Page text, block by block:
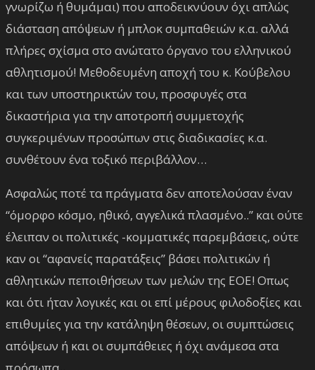
γνωρίζω ή θυμάμαι) που αποδεικνύουν όχι απλώς
διάσταση απόψεων ή μπλοκ συμπαθειών κ.α. αλλά
πλήρες σχίσμα στο ανώτατο όργανο του ελληνικού
αθλητισμού! Μεθοδευμένη αποχή του κ. Κούβελου
και των υποστηρικτών του, προσφυγές στα
δικαστήρια για την αποτροπή συμμετοχής
συγκεριμένων προσώπων στις διαδικασίες κ.α.
συνθέτουν ένα τοξικό περιβάλλον…
Ασφαλώς ποτέ τα πράγματα δεν αποτελούσαν έναν
“όμορφο κόσμο, ηθικό, αγγελικά πλασμένο..” και ούτε
έλειπαν οι πολιτικές -κομματικές παρεμβάσεις, ούτε
καν οι “αφανείς παρατάξεις” βάσει πολιτικών ή
αθλητικών πεποιθήσεων των μελών της ΕΟΕ! Οπως
και ότι ήταν λογικές και οι επί μέρους φιλοδοξίες και
επιθυμίες για την κατάληψη θέσεων, οι συμπτώσεις
απόψεων ή και οι συμπάθειες ή όχι ανάμεσα στα